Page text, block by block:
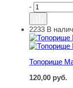
-
Топорище
2233 В
Топорище
120,00 руб.